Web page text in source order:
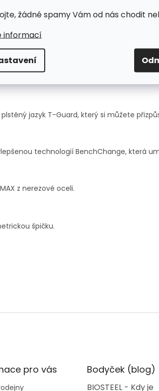
žádné spamy Vám od nás chodit
informací
jistotu při bruslení, maximální komfort a
plstěný jazyk T-Guard, který si můžete
technologií BenchChange, která
z nerezové oceli.
špičku.
pro vás Bodyček (blog)
BIOSTEEL - Kdy je